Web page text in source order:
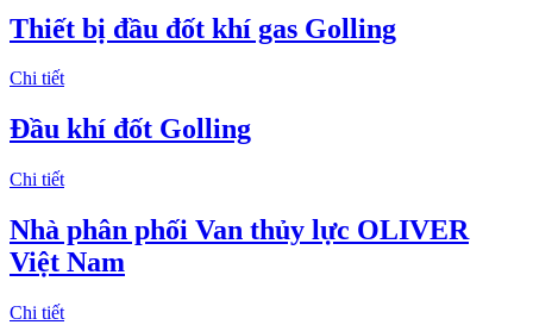
Thiết bị đầu đốt khí gas Golling
Chi tiết
Đầu khí đốt Golling
Chi tiết
Nhà phân phối Van thủy lực OLIVER
Việt Nam
Chi tiết